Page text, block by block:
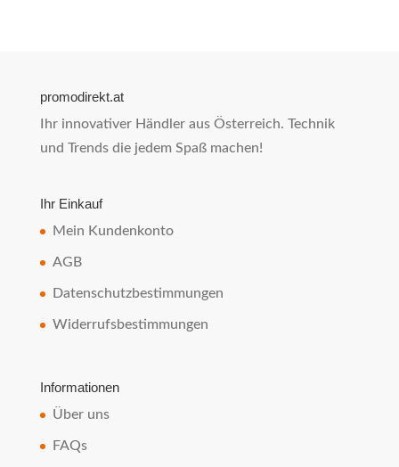
promodirekt.at
Ihr innovativer Händler aus Österreich. Technik
und Trends die jedem Spaß machen!
Ihr Einkauf
Mein Kundenkonto
AGB
Datenschutzbestimmungen
Widerrufsbestimmungen
Informationen
Über uns
FAQs